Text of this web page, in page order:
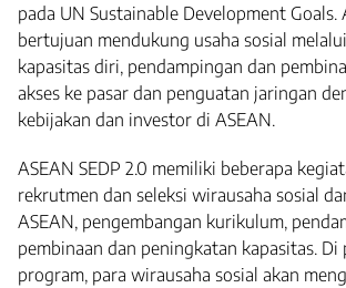
pada UN Sustainable Development Goals.
bertujuan mendukung usaha sosial
kapasitas diri, pendampingan dan
akses ke pasar dan penguatan jaringan
kebijakan dan investor di ASEAN.
ASEAN SEDP 2.0 memiliki beberapa
rekrutmen dan seleksi wirausaha sosial
ASEAN, pengembangan kurikulum,
pembinaan dan peningkatan kapasitas. Di
program, para wirausaha sosial akan